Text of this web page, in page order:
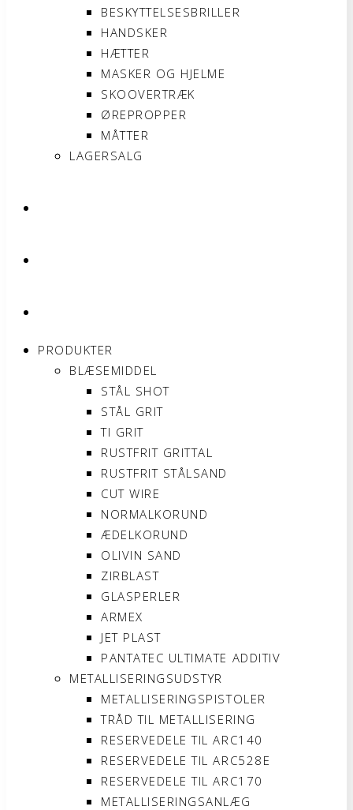
BESKYTTELSESBRILLER
HANDSKER
HÆTTER
MASKER OG HJELME
SKOOVERTRÆK
ØREPROPPER
MÅTTER
LAGERSALG
PRODUKTER
BLÆSEMIDDEL
STÅL SHOT
STÅL GRIT
TI GRIT
RUSTFRIT GRITTAL
RUSTFRIT STÅLSAND
CUT WIRE
NORMALKORUND
ÆDELKORUND
OLIVIN SAND
ZIRBLAST
GLASPERLER
ARMEX
JET PLAST
PANTATEC ULTIMATE ADDITIV
METALLISERINGSUDSTYR
METALLISERINGSPISTOLER
TRÅD TIL METALLISERING
RESERVEDELE TIL ARC140
RESERVEDELE TIL ARC528E
RESERVEDELE TIL ARC170
METALLISERINGSANLÆG